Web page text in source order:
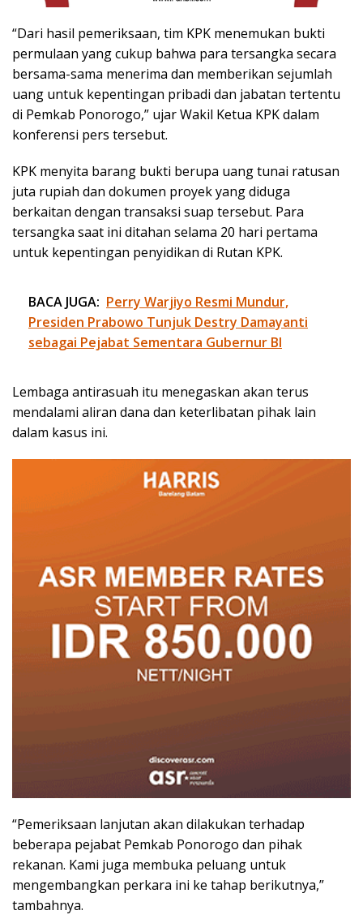
“Dari hasil pemeriksaan, tim KPK menemukan bukti
permulaan yang cukup bahwa para tersangka secara
bersama-sama menerima dan memberikan sejumlah
uang untuk kepentingan pribadi dan jabatan tertentu
di Pemkab Ponorogo,” ujar Wakil Ketua KPK dalam
konferensi pers tersebut.
KPK menyita barang bukti berupa uang tunai ratusan
juta rupiah dan dokumen proyek yang diduga
berkaitan dengan transaksi suap tersebut. Para
tersangka saat ini ditahan selama 20 hari pertama
untuk kepentingan penyidikan di Rutan KPK.
BACA JUGA: Perry Warjiyo Resmi Mundur,
Presiden Prabowo Tunjuk Destry Damayanti
sebagai Pejabat Sementara Gubernur BI
Lembaga antirasuah itu menegaskan akan terus
mendalami aliran dana dan keterlibatan pihak lain
dalam kasus ini.
“Pemeriksaan lanjutan akan dilakukan terhadap
beberapa pejabat Pemkab Ponorogo dan pihak
rekanan. Kami juga membuka peluang untuk
mengembangkan perkara ini ke tahap berikutnya,”
tambahnya.